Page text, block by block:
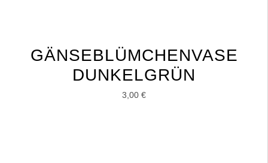
GÄNSEBLÜMCHENVASE
DUNKELGRÜN
3,00 €